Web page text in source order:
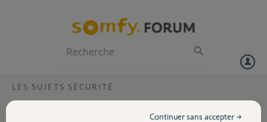
Volet
LES SUJETS SÉCURITÉ
Coupure de courant sur le link !Continuer sans accepter →